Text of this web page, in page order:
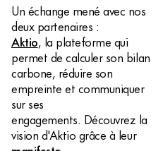
Un échange mené avec nos
deux partenaires :
Aktio, la plateforme qui
permet de calculer son bilan
carbone, réduire son
empreinte et communiquer
sur ses
engagements. Découvrez la
vision d'Aktio grâce à leur